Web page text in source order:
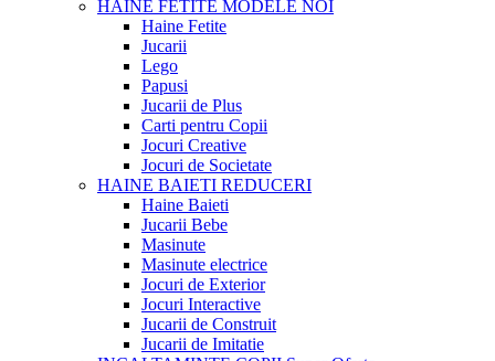
HAINE FETITE MODELE NOI
Haine Fetite
Jucarii
Lego
Papusi
Jucarii de Plus
Carti pentru Copii
Jocuri Creative
Jocuri de Societate
HAINE BAIETI REDUCERI
Haine Baieti
Jucarii Bebe
Masinute
Masinute electrice
Jocuri de Exterior
Jocuri Interactive
Jucarii de Construit
Jucarii de Imitatie